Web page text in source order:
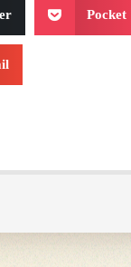
Pocket